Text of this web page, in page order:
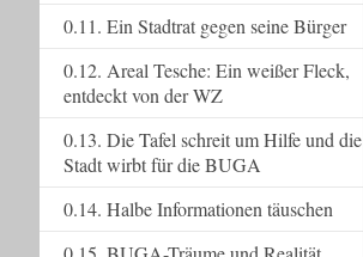
0.11. Ein Stadtrat gegen seine Bürger
0.12. Areal Tesche: Ein weißer Fleck,
entdeckt von der WZ
0.13. Die Tafel schreit um Hilfe und die
Stadt wirbt für die BUGA
0.14. Halbe Informationen täuschen